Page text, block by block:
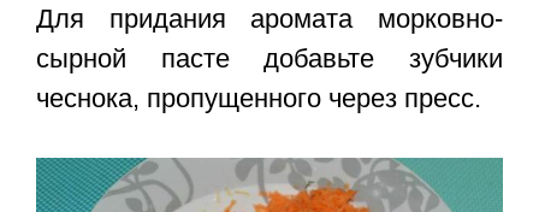
Для придания аромата морковно-
сырной пасте добавьте зубчики
чеснока, пропущенного через пресс.